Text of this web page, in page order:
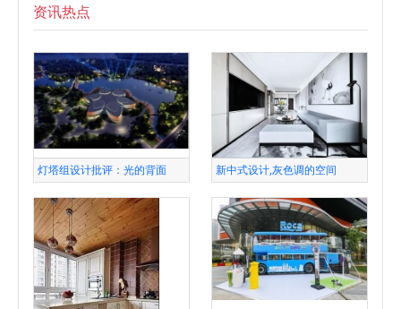
资讯热点
灯塔组设计批评：光的背面 新中式设计,灰色调的空间